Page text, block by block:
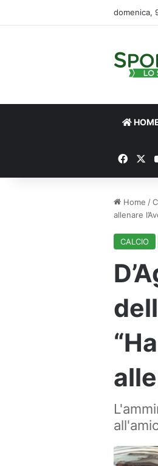
domenica,
Home /
allenare
CALCIO